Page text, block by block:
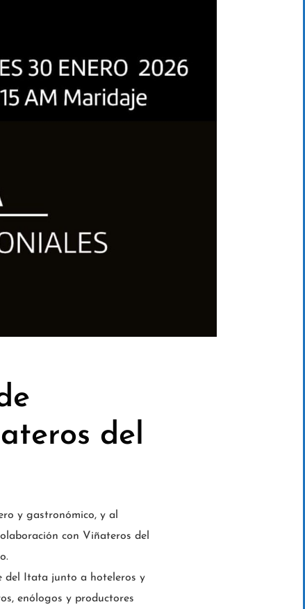
del
y gastronómico, y al
con Viñateros del
del Itata junto a hoteleros y
enólogos y productores